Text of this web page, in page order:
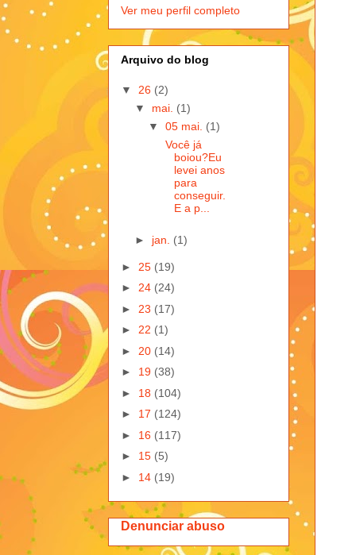
Ver meu perfil completo
Arquivo do blog
▼ 26 (2)
▼ mai. (1)
▼ 05 mai. (1)
Você já
boiou?Eu
levei anos
para
conseguir.
E a p...
► jan. (1)
► 25 (19)
► 24 (24)
► 23 (17)
► 22 (1)
► 20 (14)
► 19 (38)
► 18 (104)
► 17 (124)
► 16 (117)
► 15 (5)
► 14 (19)
Denunciar abuso